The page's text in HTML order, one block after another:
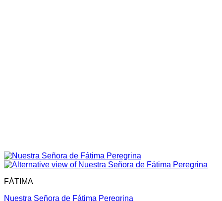
FÁTIMA
Nuestra Señora de Fátima Peregrina